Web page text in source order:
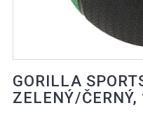
GORILLA
ZELENÝ/ČERNÝ,